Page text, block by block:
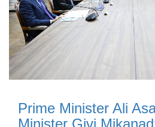
Prime Minister Ali
Minister Givi